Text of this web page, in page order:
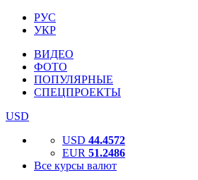
РУС
УКР
ВИДЕО
ФОТО
ПОПУЛЯРНЫЕ
СПЕЦПРОЕКТЫ
USD
USD 44.4572
EUR 51.2486
Все курсы валют